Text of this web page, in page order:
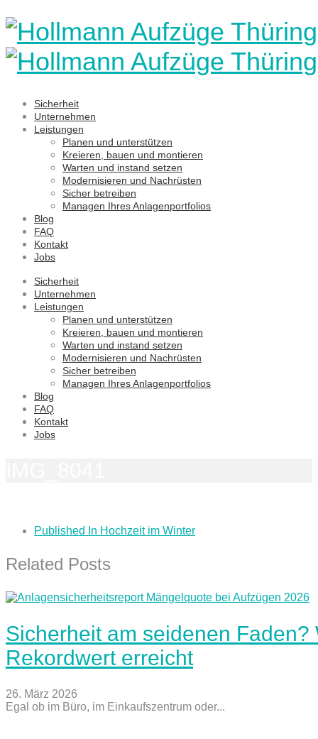
Sicherheit
Unternehmen
Leistungen
Planen und unterstützen
Kreieren, bauen und montieren
Warten und instand setzen
Modernisieren und Nachrüsten
Sicher betreiben
Managen Ihres Anlagenportfolios
Blog
FAQ
Kontakt
Jobs
Sicherheit
Unternehmen
Leistungen
Planen und unterstützen
Kreieren, bauen und montieren
Warten und instand setzen
Modernisieren und Nachrüsten
Sicher betreiben
Managen Ihres Anlagenportfolios
Blog
FAQ
Kontakt
Jobs
Published In Hochzeit im Winter
Related Posts
Sicherheit am seidenen
Rekordwert erreicht
26. März 2026
Egal ob im Büro, im Einkaufszentrum oder...